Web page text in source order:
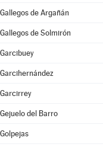
Gallegos de Argañán
Gallegos de Solmirón
Garcibuey
Garcihernández
Garcirrey
Gejuelo del Barro
Golpejas